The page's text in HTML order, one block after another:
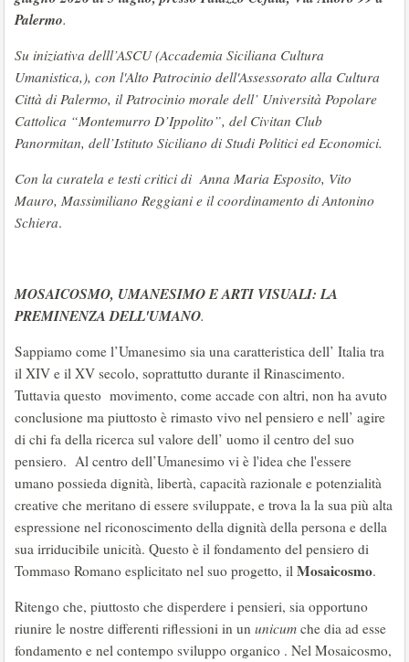
Palermo.
Su iniziativa delll’ASCU (Accademia Siciliana Cultura
Umanistica,), con l'Alto Patrocinio dell'Assessorato alla Cultura
Città di Palermo, il Patrocinio morale dell’ Università Popolare
Cattolica “Montemurro D’Ippolito”, del Civitan Club
Panormitan, dell’Istituto Siciliano di Studi Politici ed Economici.
Con la curatela e testi critici di Anna Maria Esposito, Vito
Mauro, Massimiliano Reggiani e il coordinamento di Antonino
Schiera.
MOSAICOSMO, UMANESIMO E ARTI VISUALI: LA
PREMINENZA DELL'UMANO.
Sappiamo come l’Umanesimo sia una caratteristica dell’ Italia tra
il XIV e il XV secolo, soprattutto durante il Rinascimento.
Tuttavia questo movimento, come accade con altri, non ha avuto
conclusione ma piuttosto è rimasto vivo nel pensiero e nell’ agire
di chi fa della ricerca sul valore dell’ uomo il centro del suo
pensiero. Al centro dell’Umanesimo vi è l'idea che l'essere
umano possieda dignità, libertà, capacità razionale e potenzialità
creative che meritano di essere sviluppate, e trova la la sua più alta
espressione nel riconoscimento della dignità della persona e della
sua irriducibile unicità. Questo è il fondamento del pensiero di
Tommaso Romano esplicitato nel suo progetto, il Mosaicosmo.
Ritengo che, piuttosto che disperdere i pensieri, sia opportuno
riunire le nostre differenti riflessioni in un unicum che dia ad esse
fondamento e nel contempo sviluppo organico . Nel Mosaicosmo,